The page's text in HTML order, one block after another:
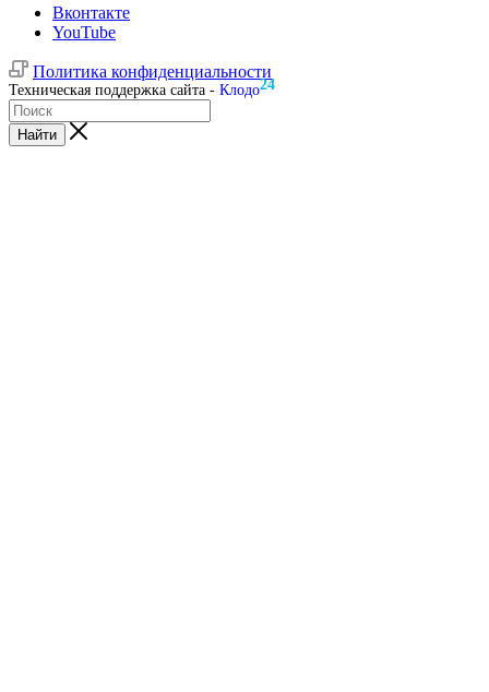
Вконтакте
YouTube
Политика конфиденциальности
Техническая поддержка сайта - Клодо24
Найти